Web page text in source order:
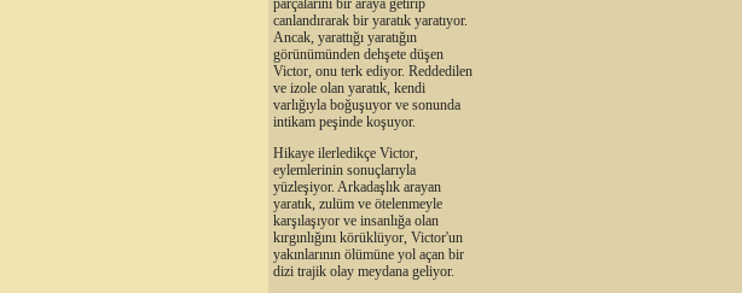
parçalarını bir araya getirip
canlandırarak bir yaratık yaratıyor.
Ancak, yarattığı yaratığın
görünümünden dehşete düşen
Victor, onu terk ediyor. Reddedilen
ve izole olan yaratık, kendi
varlığıyla boğuşuyor ve sonunda
intikam peşinde koşuyor.
Hikaye ilerledikçe Victor,
eylemlerinin sonuçlarıyla
yüzleşiyor. Arkadaşlık arayan
yaratık, zulüm ve ötelenmeyle
karşılaşıyor ve insanlığa olan
kırgınlığını körüklüyor, Victor'un
yakınlarının ölümüne yol açan bir
dizi trajik olay meydana geliyor.